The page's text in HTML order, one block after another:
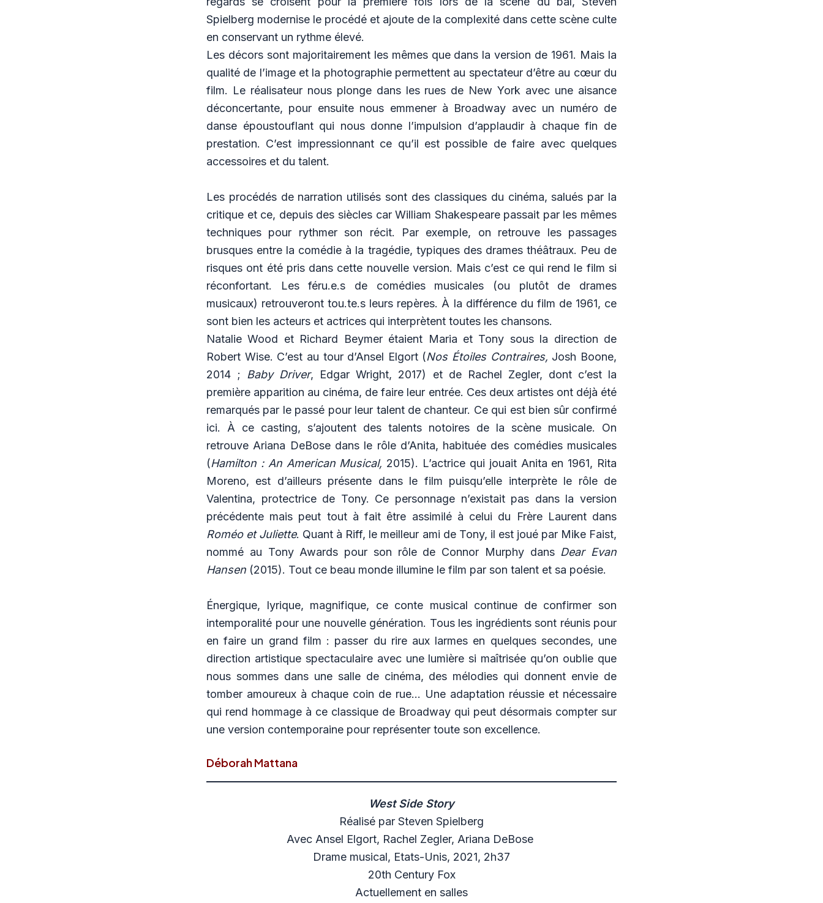
Spielberg modernise le procédé et ajoute de la complexité dans cette scène culte
en conservant un rythme élevé.
Les décors sont majoritairement les mêmes que dans la version de 1961. Mais la
qualité de l’image et la photographie permettent au spectateur d’être au cœur du
film. Le réalisateur nous plonge dans les rues de New York avec une aisance
déconcertante, pour ensuite nous emmener à Broadway avec un numéro de
danse époustouflant qui nous donne l’impulsion d’applaudir à chaque fin de
prestation. C’est impressionnant ce qu’il est possible de faire avec quelques
accessoires et du talent.
Les procédés de narration utilisés sont des classiques du cinéma, salués par la
critique et ce, depuis des siècles car William Shakespeare passait par les mêmes
techniques pour rythmer son récit. Par exemple, on retrouve les passages
brusques entre la comédie à la tragédie, typiques des drames théâtraux. Peu de
risques ont été pris dans cette nouvelle version. Mais c’est ce qui rend le film si
réconfortant. Les féru.e.s de comédies musicales (ou plutôt de drames
musicaux) retrouveront tou.te.s leurs repères. À la différence du film de 1961, ce
sont bien les acteurs et actrices qui interprètent toutes les chansons.
Natalie Wood et Richard Beymer étaient Maria et Tony sous la direction de
Robert Wise. C’est au tour d’Ansel Elgort (Nos Étoiles Contraires, Josh Boone,
2014 ; Baby Driver, Edgar Wright, 2017) et de Rachel Zegler, dont c’est la
première apparition au cinéma, de faire leur entrée. Ces deux artistes ont déjà été
remarqués par le passé pour leur talent de chanteur. Ce qui est bien sûr confirmé
ici. À ce casting, s’ajoutent des talents notoires de la scène musicale. On
retrouve Ariana DeBose dans le rôle d’Anita, habituée des comédies musicales
(Hamilton : An American Musical, 2015). L’actrice qui jouait Anita en 1961, Rita
Moreno, est d’ailleurs présente dans le film puisqu’elle interprète le rôle de
Valentina, protectrice de Tony. Ce personnage n’existait pas dans la version
précédente mais peut tout à fait être assimilé à celui du Frère Laurent dans
Roméo et Juliette. Quant à Riff, le meilleur ami de Tony, il est joué par Mike Faist,
nommé au Tony Awards pour son rôle de Connor Murphy dans Dear Evan
Hansen (2015). Tout ce beau monde illumine le film par son talent et sa poésie.
Énergique, lyrique, magnifique, ce conte musical continue de confirmer son
intemporalité pour une nouvelle génération. Tous les ingrédients sont réunis pour
en faire un grand film : passer du rire aux larmes en quelques secondes, une
direction artistique spectaculaire avec une lumière si maîtrisée qu’on oublie que
nous sommes dans une salle de cinéma, des mélodies qui donnent envie de
tomber amoureux à chaque coin de rue… Une adaptation réussie et nécessaire
qui rend hommage à ce classique de Broadway qui peut désormais compter sur
une version contemporaine pour représenter toute son excellence.
Déborah Mattana
West Side Story
Réalisé par Steven Spielberg
Avec Ansel Elgort, Rachel Zegler, Ariana DeBose
Drame musical, Etats-Unis, 2021, 2h37
20th Century Fox
Actuellement en salles